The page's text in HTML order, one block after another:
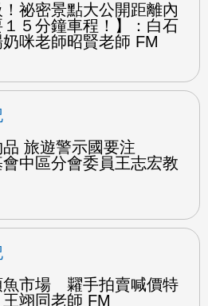
！祕密景點大公開距離內
５分鐘車程！】：白石
咪老師昭賢老師 FM
品 旅遊警示國要注
中區分會委員王志宏教
魚市場 糶手拍賣喊價特
翊同老師 FM